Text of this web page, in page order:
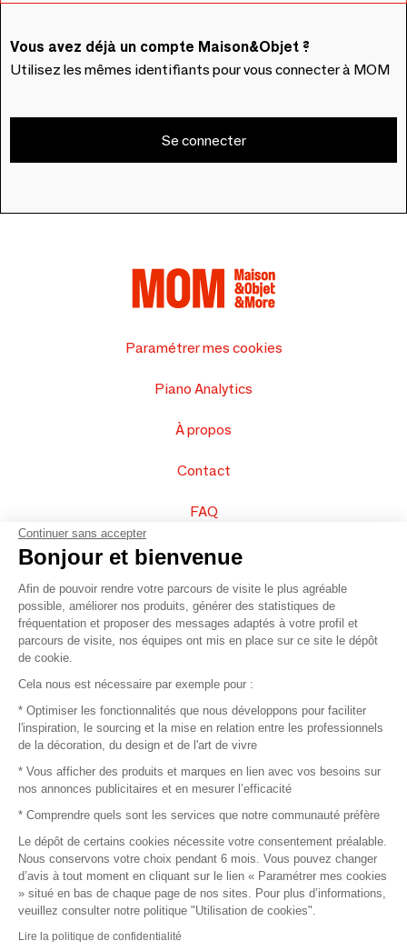
Vous avez déjà un compte Maison&Objet ?
Utilisez les mêmes identifiants pour vous connecter à MOM
Se connecter
Paramétrer mes cookies
Piano Analytics
À propos
Contact
FAQ
Vendez vos produits
Plan du site
© 2016 –Organisation SAFI
Recrutement
Mentions légales
Conditions commerciales
Continuer sans accepter
Bonjour et bienvenue
Afin de pouvoir rendre votre parcours de visite le plus agréable
possible, améliorer nos produits, générer des statistiques de
fréquentation et proposer des messages adaptés à votre profil et
parcours de visite, nos équipes ont mis en place sur ce site le dépôt
de cookie.
Cela nous est nécessaire par exemple pour :
* Optimiser les fonctionnalités que nous développons pour faciliter
l'inspiration, le sourcing et la mise en relation entre les professionnels
de la décoration, du design et de l'art de vivre
* Vous afficher des produits et marques en lien avec vos besoins sur
nos annonces publicitaires et en mesurer l’efficacité
* Comprendre quels sont les services que notre communauté préfère
Le dépôt de certains cookies nécessite votre consentement préalable.
Nous conservons votre choix pendant 6 mois. Vous pouvez changer
d’avis à tout moment en cliquant sur le lien « Paramétrer mes cookies
» situé en bas de chaque page de nos sites. Pour plus d’informations,
veuillez consulter notre politique "Utilisation de cookies".
Lire la politique de confidentialité